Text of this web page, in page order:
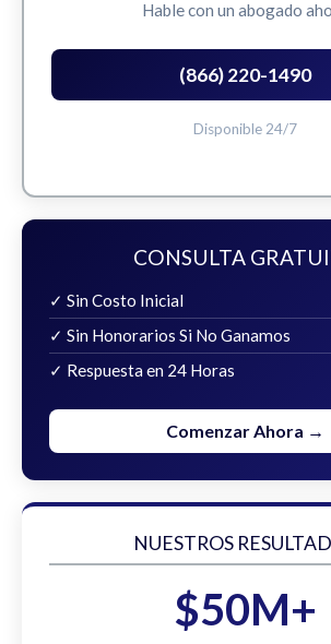
Hable con un abogado
(866) 220-1490
Disponible 24/7
CONSULTA
✓ Sin Costo Inicial
✓ Sin Honorarios Si No Ganamos
✓ Respuesta en 24 Horas
Comenzar Ahora →
NUESTROS
$50M+